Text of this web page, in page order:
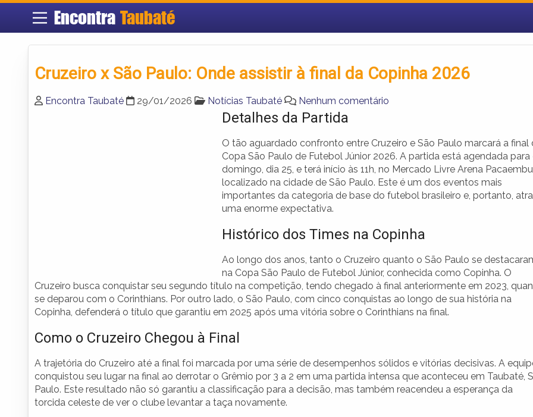
Encontra Taubaté
Cruzeiro x São Paulo: Onde assistir à final da Copinha 2026
Encontra Taubaté 29/01/2026 Notícias Taubaté Nenhum comentário
Detalhes da Partida
O tão aguardado confronto entre Cruzeiro e São Paulo marcará a final
Copa São Paulo de Futebol Júnior 2026. A partida está agendada para
domingo, dia 25, e terá início às 11h, no Mercado Livre Arena
localizado na cidade de São Paulo. Este é um dos eventos mais
importantes da categoria de base do futebol brasileiro e, portanto,
uma enorme expectativa.
Histórico dos Times na Copinha
Ao longo dos anos, tanto o Cruzeiro quanto o São Paulo se
na Copa São Paulo de Futebol Júnior, conhecida como Copinha. O
Cruzeiro busca conquistar seu segundo título na competição, tendo chegado à final anteriormente em 2023,
se deparou com o Corinthians. Por outro lado, o São Paulo, com cinco conquistas ao longo de sua história na
Copinha, defenderá o título que garantiu em 2025 após uma vitória sobre o Corinthians na final.
Como o Cruzeiro Chegou à Final
A trajetória do Cruzeiro até a final foi marcada por uma série de desempenhos sólidos e vitórias decisivas. A
conquistou seu lugar na final ao derrotar o Grêmio por 3 a 2 em uma partida intensa que aconteceu em Taubaté,
Paulo. Este resultado não só garantiu a classificação para a decisão, mas também reacendeu a esperança da
torcida celeste de ver o clube levantar a taça novamente.